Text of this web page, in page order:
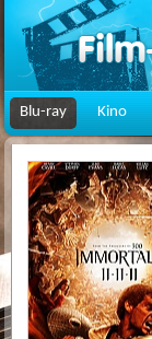
Blu-ray Kino